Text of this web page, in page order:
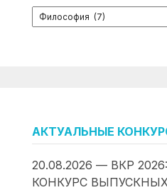
АКТУАЛЬНЫЕ
20.08.2026 — ВКР
КОНКУРС ВЫПУСКНЫХ